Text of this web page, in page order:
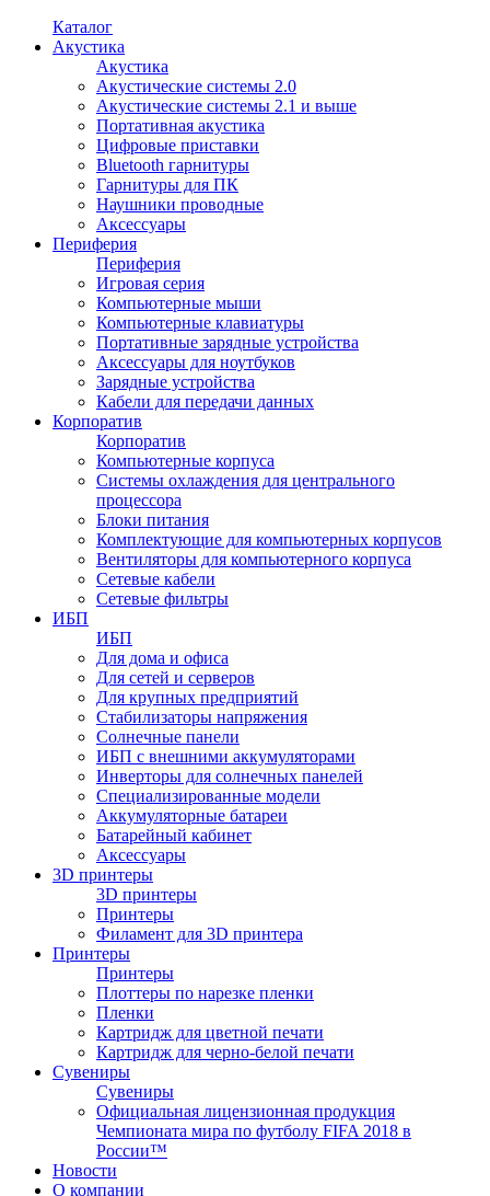
Каталог
Акустика
Акустика
Акустические системы 2.0
Акустические системы 2.1 и выше
Портативная акустика
Цифровые приставки
Bluetooth гарнитуры
Гарнитуры для ПК
Наушники проводные
Аксессуары
Периферия
Периферия
Игровая серия
Компьютерные мыши
Компьютерные клавиатуры
Портативные зарядные устройства
Аксессуары для ноутбуков
Зарядные устройства
Кабели для передачи данных
Корпоратив
Корпоратив
Компьютерные корпуса
Системы охлаждения для центрального
процессора
Блоки питания
Комплектующие для компьютерных корпусов
Вентиляторы для компьютерного корпуса
Сетевые кабели
Сетевые фильтры
ИБП
ИБП
Для дома и офиса
Для сетей и серверов
Для крупных предприятий
Стабилизаторы напряжения
Солнечные панели
ИБП с внешними аккумуляторами
Инверторы для солнечных панелей
Специализированные модели
Аккумуляторные батареи
Батарейный кабинет
Аксессуары
3D принтеры
3D принтеры
Принтеры
Филамент для 3D принтера
Принтеры
Принтеры
Плоттеры по нарезке пленки
Пленки
Картридж для цветной печати
Картридж для черно-белой печати
Сувениры
Сувениры
Официальная лицензионная продукция
Чемпионата мира по футболу FIFA 2018 в
России™
Новости
О компании